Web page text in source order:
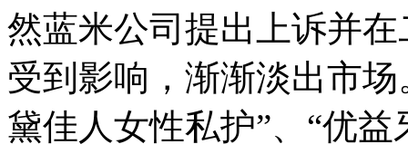
然蓝米公司提出上诉并
受到影响，渐渐淡出市
黛佳人女性私护”、“优